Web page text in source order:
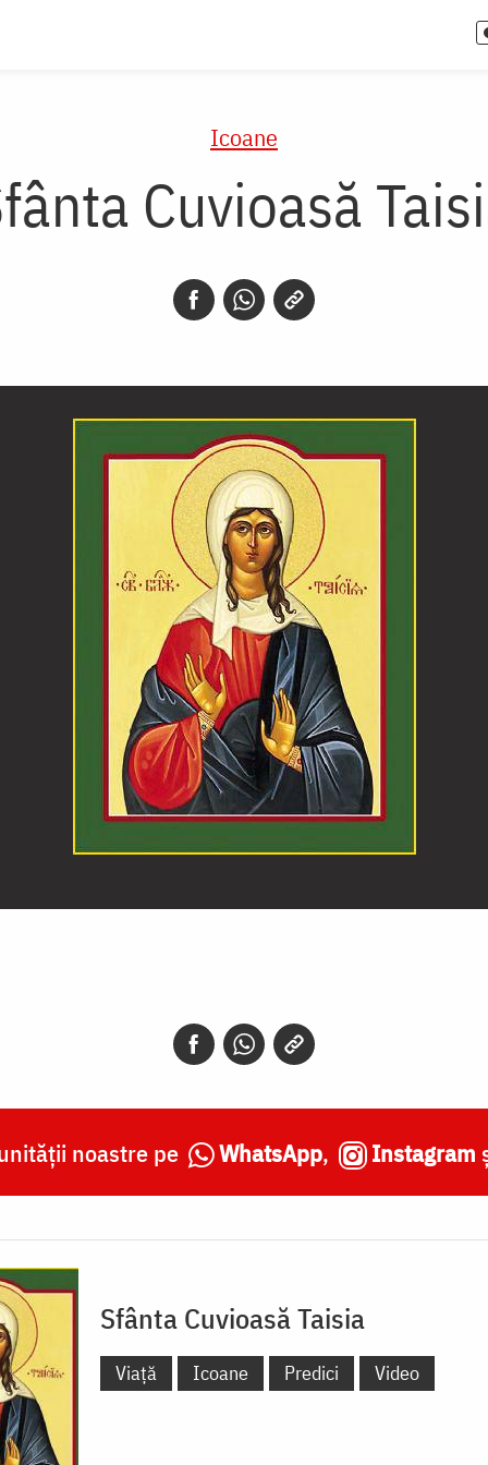
Icoane
Cuvioasă
noastre pe WhatsApp, Instagram
Sfânta Cuvioasă Taisia
Viață Icoane Predici Video